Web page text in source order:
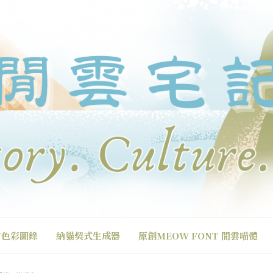
彩圖錄 納貓契式生成器 原創MEOW FONT 閒雲喵體